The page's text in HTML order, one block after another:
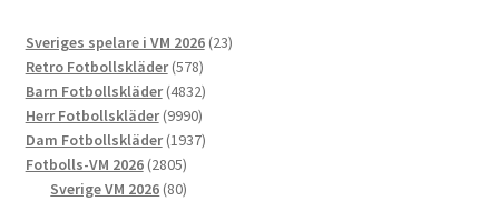
Sveriges spelare i VM 2026 2323
Retro Fotbollskläder 578578
produkter
Barn Fotbollskläder 48324832
produkter
Herr Fotbollskläder 99909990
produkter
Dam Fotbollskläder 19371937
Fotbolls-VM 2026 28052805
produkter
Sverige VM 2026 8080